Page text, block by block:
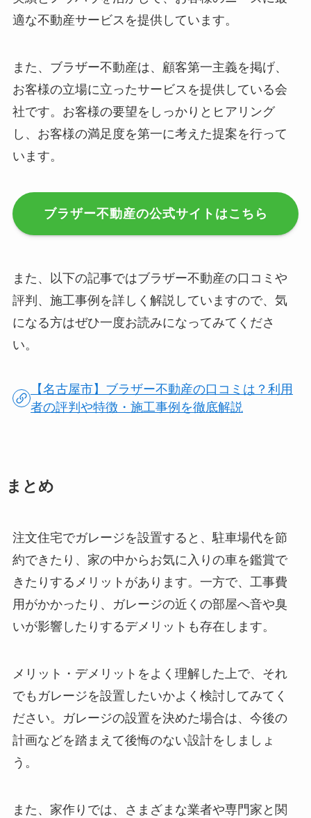
適な不動産サービスを提供しています。
また、ブラザー不動産は、顧客第一主義を掲げ、
お客様の立場に立ったサービスを提供している会
社です。お客様の要望をしっかりとヒアリング
し、お客様の満足度を第一に考えた提案を行って
います。
ブラザー不動産の公式サイトはこちら
また、以下の記事ではブラザー不動産の口コミや
評判、施工事例を詳しく解説していますので、気
になる方はぜひ一度お読みになってみてくださ
い。
【名古屋市】ブラザー不動産の口コミは？利用
者の評判や特徴・施工事例を徹底解説
まとめ
注文住宅でガレージを設置すると、駐車場代を節
約できたり、家の中からお気に入りの車を鑑賞で
きたりするメリットがあります。一方で、工事費
用がかかったり、ガレージの近くの部屋へ音や臭
いが影響したりするデメリットも存在します。
メリット・デメリットをよく理解した上で、それ
でもガレージを設置したいかよく検討してみてく
ださい。ガレージの設置を決めた場合は、今後の
計画などを踏まえて後悔のない設計をしましょ
う。
また、家作りでは、さまざまな業者や専門家と関